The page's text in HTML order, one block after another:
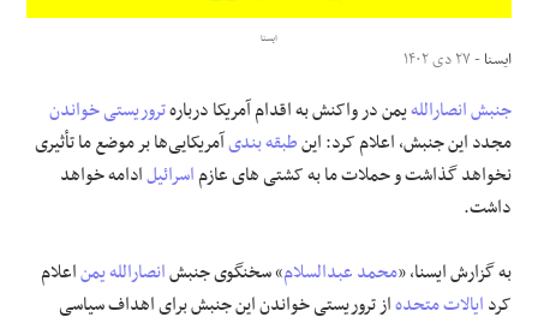
فرهنگی و هنری
مقالات
ایسنا
ایسنا - ۲۷ دی ۱۴۰۲
جنبش انصاراللهیمن در واکنش به اقدام آمریکا دربارهتروریستیخواندن
مجدد این جنبش، اعلام کرد: اینطبقه بندیآمریکایی‌ها بر موضع ما تأثیری
نخواهد گذاشت و حملات ما به کشتی های عازماسرائیلادامه خواهد
داشت.
به گزارش ایسنا، «محمد عبدالسلام» سخنگوی جنبشانصارالله یمناعلام
کردایالات متحدهاز تروریستی خواندن این جنبش برای اهداف سیاسی